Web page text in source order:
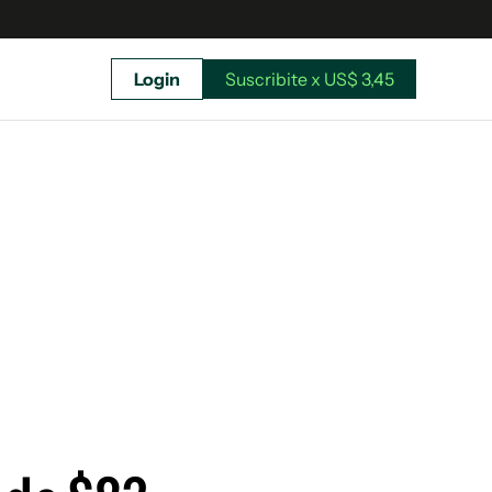
Suscribite x US$ 3,45
Login Suscribite x US$ 3,45